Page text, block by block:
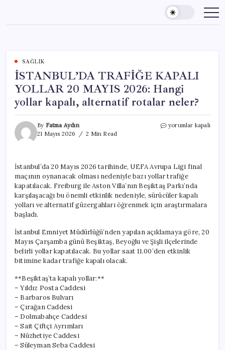
content
SAĞLIK
İSTANBUL’DA TRAFİĞE KAPALI
YOLLAR 20 MAYIS 2026: Hangi
yollar kapalı, alternatif rotalar neler?
By Fatma Aydın
21 Mayıs 2026
2 Min Read
İSTANBUL’DA
MAYIS
2026:
Hangi
yollar
kapalı,
alternatif
için
yorumlar kapalı
İstanbul’da 20 Mayıs 2026 tarihinde, UEFA Avrupa Ligi final
maçının oynanacak olması nedeniyle bazı yollar trafiğe
kapatılacak. Freiburg ile Aston Villa’nın Beşiktaş Parkı’nda
karşılaşacağı bu önemli etkinlik nedeniyle, sürücüler kapalı
yolları ve alternatif güzergahları öğrenmek için araştırmalara
başladı.
İstanbul Emniyet Müdürlüğü’nden yapılan açıklamaya göre, 20
Mayıs Çarşamba günü Beşiktaş, Beyoğlu ve Şişli ilçelerinde
belirli yollar kapatılacak. Bu yollar saat 11.00’den etkinlik
bitimine kadar trafiğe kapalı olacak.
**Beşiktaş’ta kapalı yollar:**
– Yıldız Posta Caddesi
– Barbaros Bulvarı
– Çırağan Caddesi
– Dolmabahçe Caddesi
– Sait Çiftçi Ayrımları
– Nüzhetiye Caddesi
– Süleyman Seba Caddesi